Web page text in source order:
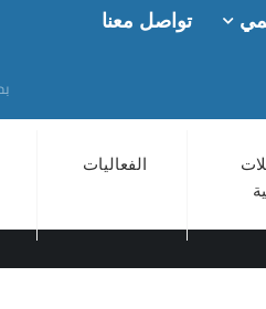
تواصل معنا
الفعاليات